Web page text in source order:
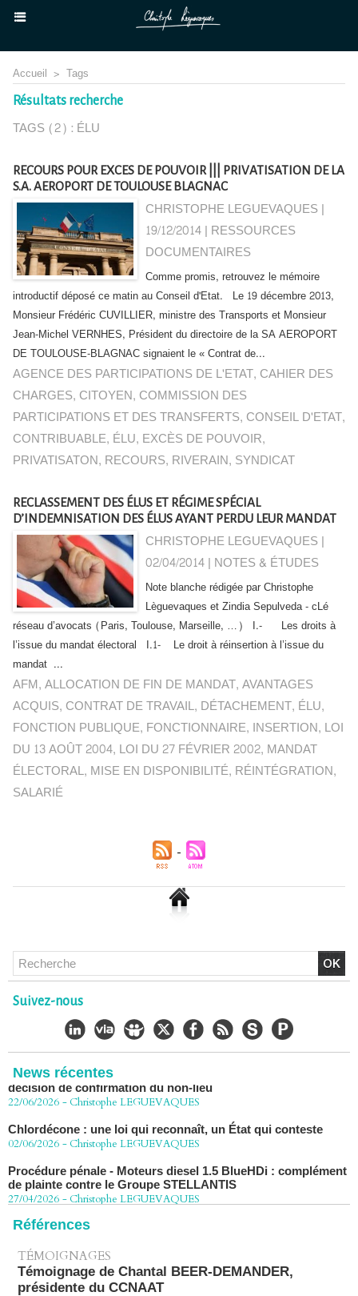
Accueil > Tags
Résultats recherche
TAGS (2) : ÉLU
RECOURS POUR EXCES DE POUVOIR ||| PRIVATISATION DE LA
S.A. AEROPORT DE TOULOUSE BLAGNAC
CHRISTOPHE LEGUEVAQUES |
19/12/2014| RESSOURCES
DOCUMENTAIRES
Comme promis, retrouvez le mémoire
introductif déposé ce matin au Conseil d'Etat. Le 19 décembre 2013,
Monsieur Frédéric CUVILLIER, ministre des Transports et Monsieur
Jean-Michel VERNHES, Président du directoire de la SA AEROPORT
DE TOULOUSE-BLAGNAC signaient le « Contrat de...
AGENCE DES PARTICIPATIONS DE L'ETAT, CAHIER DES
CHARGES, CITOYEN, COMMISSION DES
PARTICIPATIONS ET DES TRANSFERTS, CONSEIL D'ETAT,
CONTRIBUABLE, ÉLU, EXCÈS DE POUVOIR,
PRIVATISATON, RECOURS, RIVERAIN, SYNDICAT
RECLASSEMENT DES ÉLUS ET RÉGIME SPÉCIAL
D’INDEMNISATION DES ÉLUS AYANT PERDU LEUR MANDAT
CHRISTOPHE LEGUEVAQUES |
02/04/2014| NOTES & ÉTUDES
Note blanche rédigée par Christophe
Lèguevaques et Zindia Sepulveda - cLé
réseau d’avocats (Paris, Toulouse, Marseille, …) I.- Les droits à
l’issue du mandat électoral I.1- Le droit à réinsertion à l’issue du
mandat ...
AFM,ALLOCATION DE FIN DE MANDAT,AVANTAGES
ACQUIS, CONTRAT DE TRAVAIL, DÉTACHEMENT, ÉLU,
FONCTION PUBLIQUE, FONCTIONNAIRE, INSERTION, LOI
DU 13 AOÛT 2004, LOI DU 27 FÉVRIER 2002, MANDAT
ÉLECTORAL, MISE EN DISPONIBILITÉ, RÉINTÉGRATION,
SALARIÉ
Suivez-nous
News récentes
Chlordécone : un non-lieu confirmé, la bataille se déplace
vers la Cour de cassation
-Christophe LEGUEVAQUES
décision de confirmation du non-lieu
22/06/2026 -Christophe LEGUEVAQUES
02/06/2026 -Christophe LEGUEVAQUES
de plainte contre le Groupe STELLANTIS
27/04/2026 -Christophe LEGUEVAQUES
collective ouverte le 2 avril
Références
TÉMOIGNAGES
Témoignage de Chantal BEER-DEMANDER,
présidente du CCNAAT